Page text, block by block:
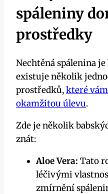
spáleniny
prostředky
Nechtěná spálenina
existuje několik
prostředků,které
okamžitou úlevu.
Zde je několik
znát:
Aloe Vera: Tato
léčivými
zmírnění